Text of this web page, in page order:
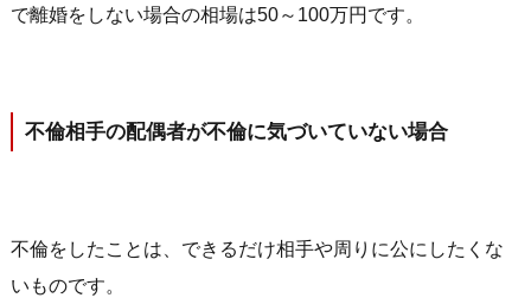
で離婚をしない場合の相場は50～100万円です。
不倫相手の配偶者が不倫に気づいていない場合
不倫をしたことは、できるだけ相手や周りに公にしたくな
いものです。